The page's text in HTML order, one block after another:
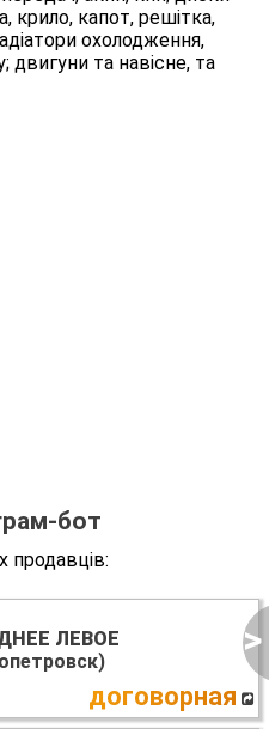
>
крило, капот, решітка,
охолодження,
двигуни та навісне, та
бот
продавців:
ЛЕВОЕ
договорная